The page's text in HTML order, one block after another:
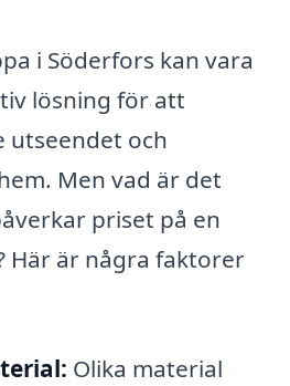
i Söderfors kan vara
lösning för att
utseendet och
Men vad är det
priset på en
Här är några faktorer
Olika material